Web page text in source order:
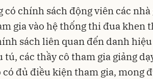
có chính sách động viên các
gia vào hệ thống thi đua khen
sách liên quan đến danh
tú, các thầy cô tham gia giảng
có đủ điều kiện tham gia, mong